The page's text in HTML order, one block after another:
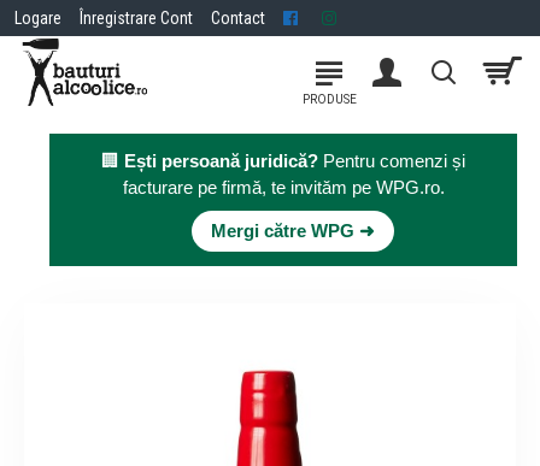
Logare Înregistrare Cont Contact
🏢 Ești persoană juridică? Pentru comenzi și
facturare pe firmă, te invităm pe WPG.ro.
Mergi către WPG ➜